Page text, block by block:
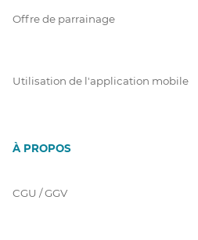
Offre de parrainage
Utilisation de l'application mobile
À PROPOS
CGU / GGV